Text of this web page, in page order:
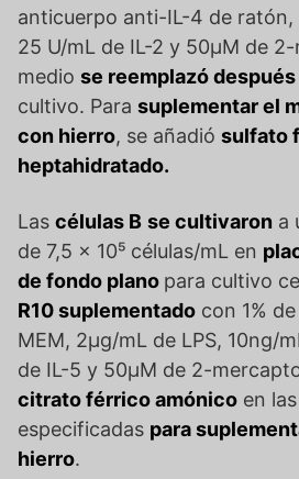
anticuerpo anti-IL-4 de ratón,
25 U/mL de IL-2 y 50μM de
medio se reemplazó
cultivo. Para suplementar el
con hierro, se añadió sulfato
heptahidratado.
Las células B se cultivaron a
de 7,5 x 10⁵ células/mL en
de fondo plano para cultivo
R10 suplementado con 1%
MEM, 2μg/mL de LPS, 10ng/
de IL-5 y 50μM de 2-
citrato férrico amónico en
especificadas para
hierro.